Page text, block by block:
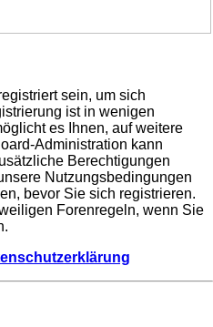
sein, um sich
ist in wenigen
es Ihnen, auf weitere
Administration kann
Berechtigungen
Nutzungsbedingungen
bevor Sie sich registrieren.
Forenregeln, wenn Sie